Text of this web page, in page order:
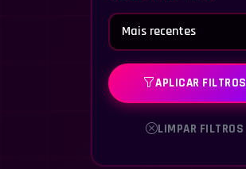
APLICAR FILTROS
LIMPAR FILTROS